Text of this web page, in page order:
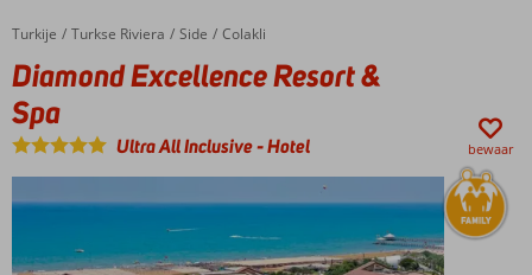
Winnaar
the year
Home
Turkije Turkse Riviera Side Colakli
Diamond Excellence Resort & Spa
Diamond Excellence Resort &
Spa
Ultra All Inclusive-Hotel bewaar